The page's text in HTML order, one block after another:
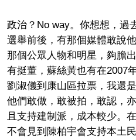
政治？ No way。你想想，過
選舉前後，有那個媒體敢說
那個公眾人物和明星，夠膽
有挺董，蘇絲黃也有在2007
劉淑儀到康山區拉票，我還
他們敢做，敢被拍，敢認，
且支持建制派，成本較少。
不會見到陳柏宇會支持本土